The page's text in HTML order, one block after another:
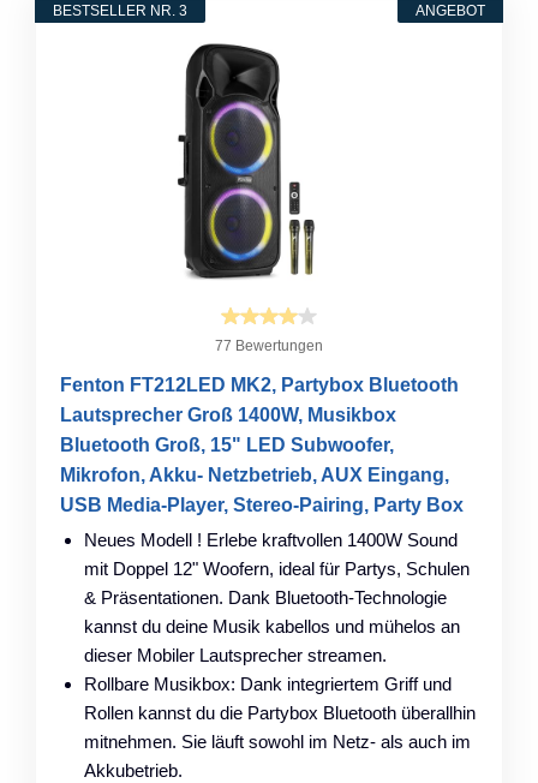
ANGEBOT
BESTSELLER NR. 3
77 Bewertungen
Fenton FT212LED MK2, Partybox Bluetooth
Lautsprecher Groß 1400W, Musikbox
Bluetooth Groß, 15" LED Subwoofer,
Mikrofon, Akku- Netzbetrieb, AUX Eingang,
USB Media-Player, Stereo-Pairing, Party Box
Neues Modell ! Erlebe kraftvollen 1400W Sound
mit Doppel 12" Woofern, ideal für Partys, Schulen
& Präsentationen. Dank Bluetooth-Technologie
kannst du deine Musik kabellos und mühelos an
dieser Mobiler Lautsprecher streamen.
Rollbare Musikbox: Dank integriertem Griff und
Rollen kannst du die Partybox Bluetooth überallhin
mitnehmen. Sie läuft sowohl im Netz- als auch im
Akkubetrieb.